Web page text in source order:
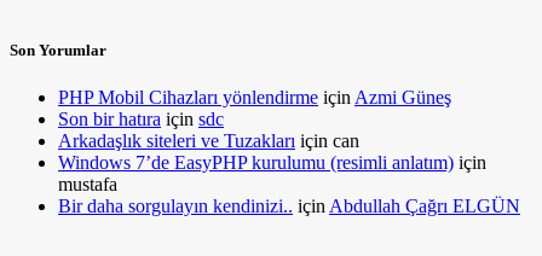
Son Yorumlar
PHP Mobil Cihazları yönlendirme için Azmi Güneş
Son bir hatıra için sdc
Arkadaşlık siteleri ve Tuzakları için can
Windows 7’de EasyPHP kurulumu (resimli anlatım) için
mustafa
Bir daha sorgulayın kendinizi.. için Abdullah Çağrı ELGÜN